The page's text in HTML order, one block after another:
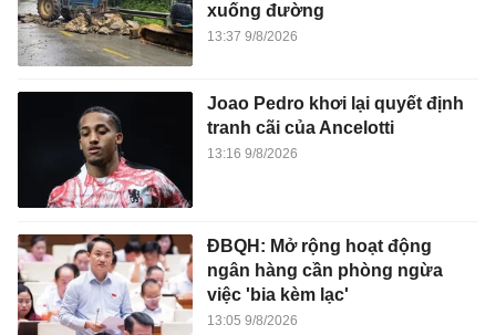
xuống đường
13:37 9/8/2026
Joao Pedro khơi lại quyết định
tranh cãi của Ancelotti
13:16 9/8/2026
ĐBQH: Mở rộng hoạt động
ngân hàng cần phòng ngừa
việc 'bia kèm lạc'
13:05 9/8/2026